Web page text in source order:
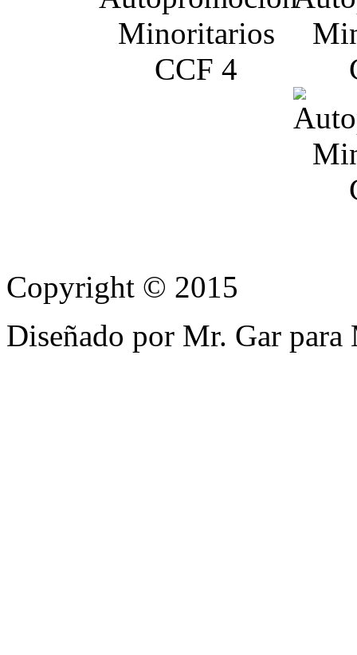
Copyright © 2015
Diseñado por Mr. Gar